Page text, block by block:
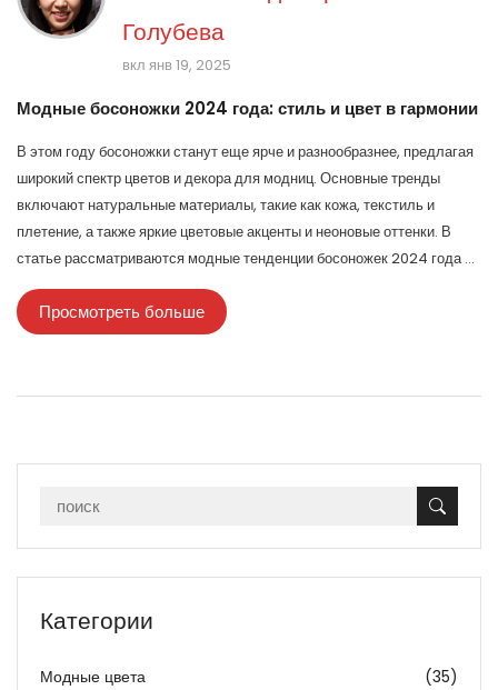
Голубева
вкл янв 19, 2025
Модные босоножки 2024 года: стиль и цвет в гармонии
В этом году босоножки станут еще ярче и разнообразнее, предлагая
широкий спектр цветов и декора для модниц. Основные тренды
включают натуральные материалы, такие как кожа, текстиль и
плетение, а также яркие цветовые акценты и неоновые оттенки. В
статье рассматриваются модные тенденции босоножек 2024 года и
даются полезные советы по выбору обуви, которая подчеркнёт ваш
стиль. Также рассматриваются полезные советы по сочетанию
босоножек с одеждой, чтобы выглядеть стильно и уверенно.
Просмотреть больше
Категории
Модные цвета (35)